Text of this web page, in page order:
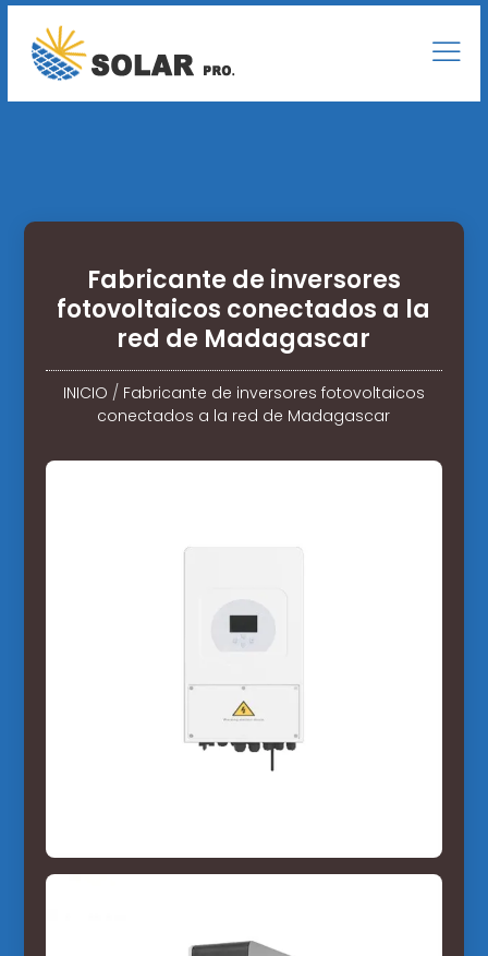
Fabricante de inversores
fotovoltaicos conectados a la
red de Madagascar
INICIO / Fabricante de inversores fotovoltaicos
conectados a la red de Madagascar